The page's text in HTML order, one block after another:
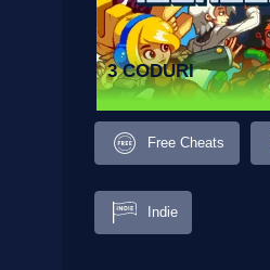
3 CODURI
Free Cheats
Indie